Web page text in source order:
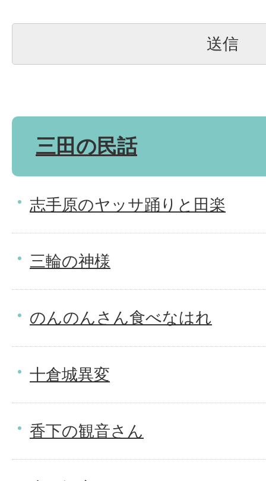
三田の民話
志手原のヤッサ踊りと田楽
三輪の神様
のんのんさん食べなはれ
十倉城異変
香下の観音さん